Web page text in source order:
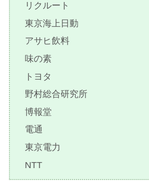
リクルート
東京海上日動
アサヒ飲料
味の素
トヨタ
野村総合研究所
博報堂
電通
東京電力
NTT